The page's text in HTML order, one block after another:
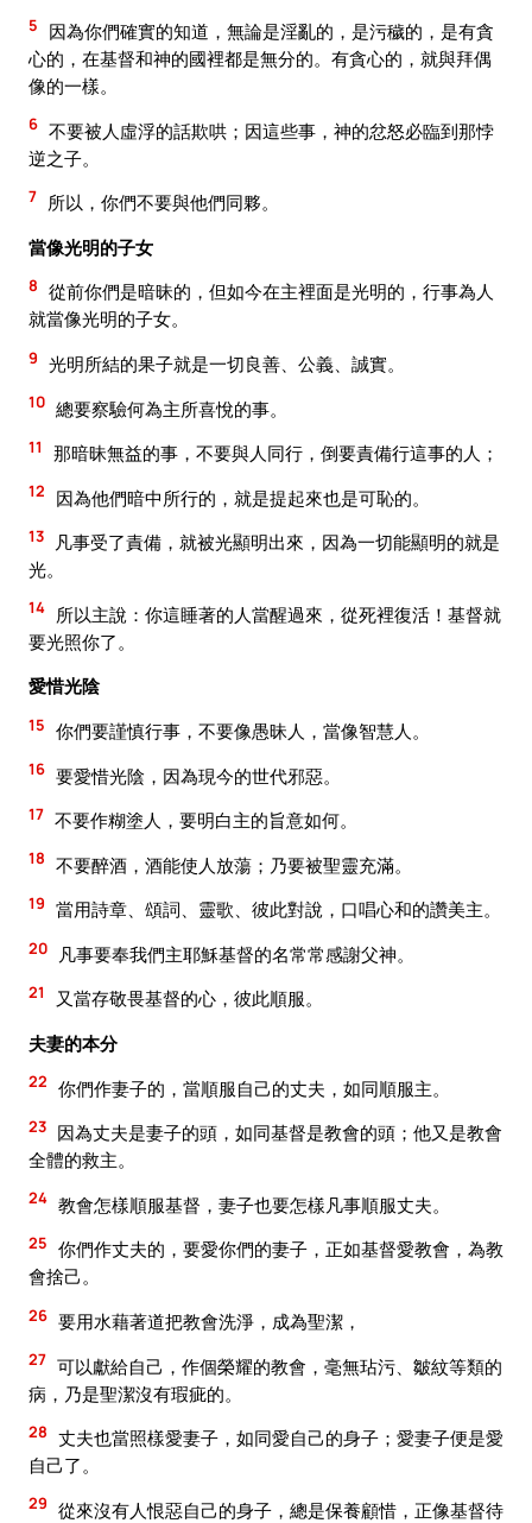
5
因為你們確實的知道，無論是淫亂的，是污穢的，是有貪
心的，在基督和神的國裡都是無分的。有貪心的，就與拜偶
像的一樣。
6 不要被人虛浮的話欺哄；因這些事，神的忿怒必臨到那悖
逆之子。
7 所以，你們不要與他們同夥。
當像光明的子女
8 從前你們是暗昧的，但如今在主裡面是光明的，行事為人
就當像光明的子女。
9 光明所結的果子就是一切良善、公義、誠實。
10 總要察驗何為主所喜悅的事。
11 那暗昧無益的事，不要與人同行，倒要責備行這事的人；
12 因為他們暗中所行的，就是提起來也是可恥的。
13
凡事受了責備，就被光顯明出來，因為一切能顯明的就是
光。
14
所以主說：你這睡著的人當醒過來，從死裡復活！基督就
要光照你了。
愛惜光陰
15 你們要謹慎行事，不要像愚昧人，當像智慧人。
16 要愛惜光陰，因為現今的世代邪惡。
17 不要作糊塗人，要明白主的旨意如何。
18 不要醉酒，酒能使人放蕩；乃要被聖靈充滿。
19 當用詩章、頌詞、靈歌、彼此對說，口唱心和的讚美主。
20 凡事要奉我們主耶穌基督的名常常感謝父神。
21
又當存敬畏基督的心，彼此順服。
夫妻的本分
22 你們作妻子的，當順服自己的丈夫，如同順服主。
23 因為丈夫是妻子的頭，如同基督是教會的頭；他又是教會
全體的救主。
24 教會怎樣順服基督，妻子也要怎樣凡事順服丈夫。
25 你們作丈夫的，要愛你們的妻子，正如基督愛教會，為教
會捨己。
26 要用水藉著道把教會洗淨，成為聖潔，
27 可以獻給自己，作個榮耀的教會，毫無玷污、皺紋等類的
病，乃是聖潔沒有瑕疵的。
28 丈夫也當照樣愛妻子，如同愛自己的身子；愛妻子便是愛
自己了。
29 從來沒有人恨惡自己的身子，總是保養顧惜，正像基督待